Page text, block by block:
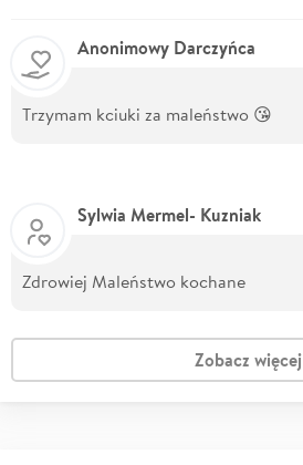
Anonimowy Darczyńca
Trzymam kciuki za maleństwo 😘
Sylwia Mermel- Kuzniak
Zdrowiej Maleństwo kochane
Zobacz więcej